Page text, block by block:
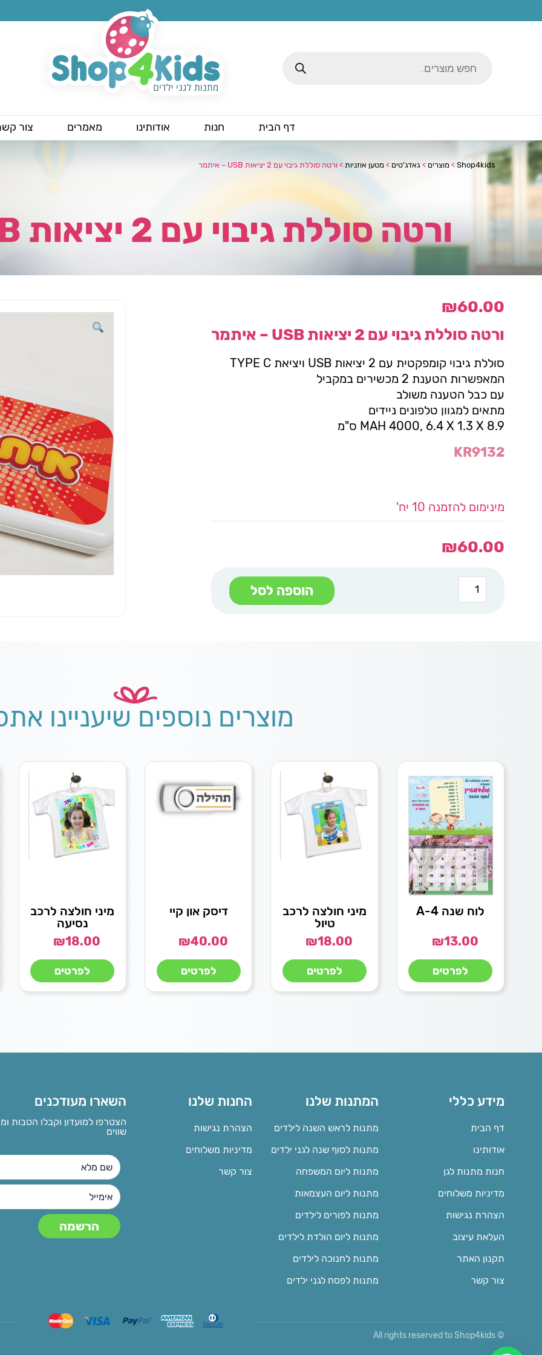
search
דף הבית חנות אודותינו מאמרים צור
Shop4kids
> מוצרים > גאדג'טים > מטען אוזניות > ורטה סוללת גיבוי עם 2 יציאות USB – איתמר
ורטה סוללת גיבוי עם 2 יציאות USB – איתמר
₪60.00
ורטה סוללת גיבוי עם 2 יציאות USB – איתמר
סוללת גיבוי קומפקטית עם 2 יציאות USB ויציאת TYPE C
המאפשרות הטענת 2 מכשירים במקביל
עם כבל הטענה משולב
מתאים למגוון טלפונים ניידים
MAH 4000, 6.4 X 1.3 X 8.9 ס"מ
KR9132
מינימום להזמנה 10 יח'
₪60.00
כמות
של
ורטה
הוספה לסל
מוצרים נוספים שיעניינו
לוח שנה A-4
₪13.00
לפרטים
מיני חולצה לרכב
טיול
₪18.00
לפרטים
דיסק און קיי
₪40.00
לפרטים
מיני חולצה לרכב
נסיעה
₪18.00
לפרטים
מידע כללי
דף הבית
אודותינו
חנות מתנות לגן
מדיניות משלוחים
הצהרת נגישות
העלאת עיצוב
תקנון האתר
צור קשר
המתנות שלנו
מתנות לראש השנה לילדים
מתנות לסוף שנה לגני ילדים
מתנות ליום המשפחה
מתנות ליום העצמאות
מתנות לפורים לילדים
מתנות ליום הולדת לילדים
מתנות לחנוכה לילדים
מתנות לפסח לגני ילדים
החנות שלנו
הצהרת נגישות
מדיניות משלוחים
צור קשר
השארו מעודכנים
הצטרפו למועדון וקבלו הטבות
שווים
© All rights reserved to Shop4kids